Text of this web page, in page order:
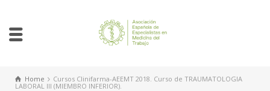
Home
Cursos Clinifarma-AEEMT 2018. Curso de TRAUMATOLOGIA
LABORAL III (MIEMBRO INFERIOR).